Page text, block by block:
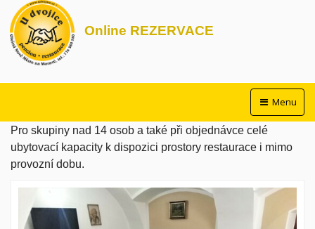
Online REZERVACE
Menu
Pro skupiny nad 14 osob a také při objednávce celé
ubytovací kapacity k dispozici prostory restaurace i mimo
provozní dobu.